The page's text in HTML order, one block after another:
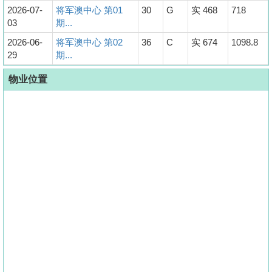
2026-07-
03
将军澳中心 第01
期...
30 G 实 468 718
2026-06-
29
将军澳中心 第02
期...
36 C 实 674 1098.8
物业位置